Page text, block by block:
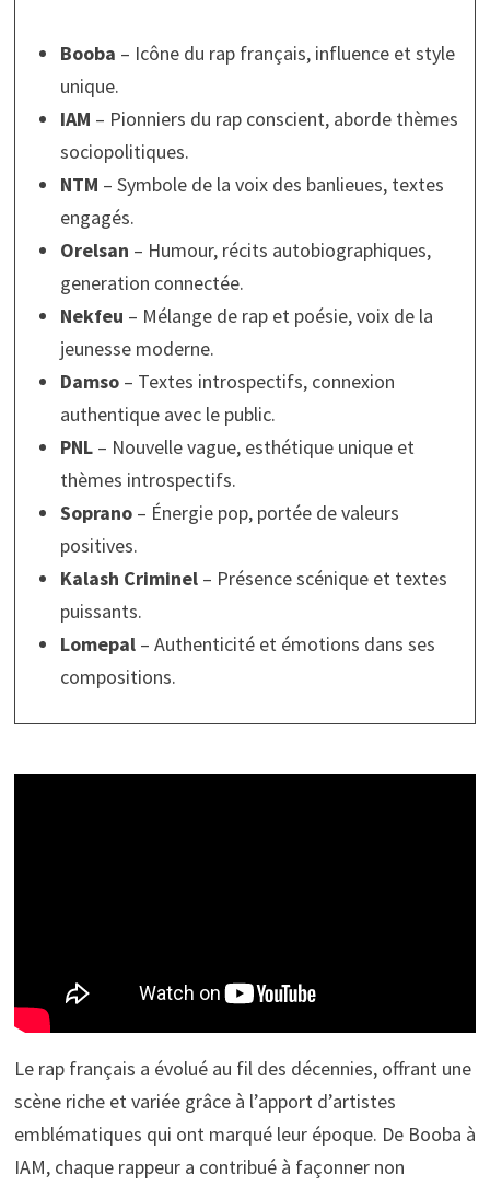
Booba – Icône du rap français, influence et style
unique.
IAM – Pionniers du rap conscient, aborde thèmes
sociopolitiques.
NTM – Symbole de la voix des banlieues, textes
engagés.
Orelsan – Humour, récits autobiographiques,
generation connectée.
Nekfeu – Mélange de rap et poésie, voix de la
jeunesse moderne.
Damso– Textes introspectifs, connexion
authentique avec le public.
PNL– Nouvelle vague, esthétique unique et
thèmes introspectifs.
Soprano– Énergie pop, portée de valeurs
positives.
Kalash Criminel– Présence scénique et textes
puissants.
Lomepal– Authenticité et émotions dans ses
compositions.
Le rap français a évolué au fil des décennies, offrant une
scène riche et variée grâce à l’apport d’artistes
emblématiques qui ont marqué leur époque. De Booba à
IAM, chaque rappeur a contribué à façonner non